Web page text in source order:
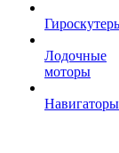
Лодочные
моторы
Навигаторы